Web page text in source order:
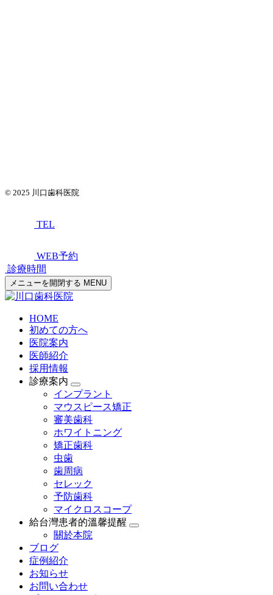
© 2025 川口歯科医院
TEL
WEB予約
診療時間
メニューを開閉する MENU
HOME
初めての方へ
医院案内
医師紹介
採用情報
診療案内
インプラント
マウスピース矯正
審美歯科
ホワイトニング
矯正歯科
虫歯
歯周病
セレック
予防歯科
マイクロスコープ
給台灣患者的溫馨提醒
關於本院
ブログ
症例紹介
お知らせ
お問い合わせ